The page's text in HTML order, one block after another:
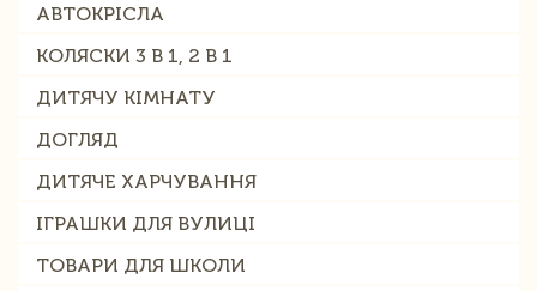
АВТОКРІСЛА
КОЛЯСКИ 3 В 1, 2 В 1
ДИТЯЧУ КІМНАТУ
ДОГЛЯД
ДИТЯЧЕ ХАРЧУВАННЯ
ІГРАШКИ ДЛЯ ВУЛИЦІ
ТОВАРИ ДЛЯ ШКОЛИ